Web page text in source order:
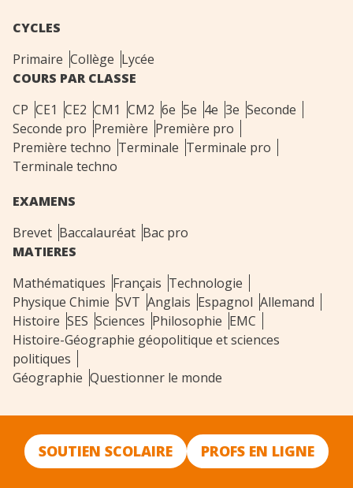
CYCLES
Primaire Collège Lycée
COURS PAR CLASSE
CP CE1 CE2 CM1 CM2 6e 5e 4e 3e Seconde
Seconde pro Première Première pro
Première techno Terminale Terminale pro
Terminale techno
EXAMENS
Brevet Baccalauréat Bac pro
MATIERES
Mathématiques Français Technologie
Physique Chimie SVT Anglais Espagnol Allemand
Histoire SES Sciences Philosophie EMC
Histoire-Géographie géopolitique et sciences
politiques
Géographie Questionner le monde
SOUTIEN SCOLAIRE PROFS EN LIGNE